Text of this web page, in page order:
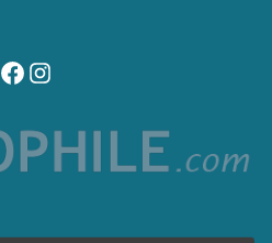
visitez notre page facebook
suivez notre compte instagram